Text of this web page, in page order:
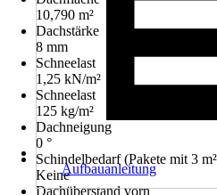
10,790 m²
Dachstärke
8 mm
Schneelast
1,25 kN/m²
Schneelast
125 kg/m²
Dachneigung
0 °
Schindelbedarf (Pakete mit 3
Keine
Dachüberstand vorn
Aufbauanleitung